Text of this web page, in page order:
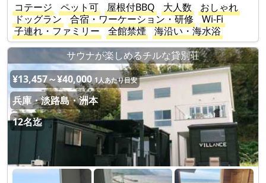
コテージ
ペット可 屋根付BBQ 大人数
おしゃれ
ドッグラン
合宿・ワーケーション・研修
Wi-Fi
子連れ・ファミリー
全館禁煙
海沿い・海水浴
サウナが楽しめるチルな貸別荘
¥13,457～¥40,000 1人あたり目安
兵庫・淡路島・洲本
12名迄